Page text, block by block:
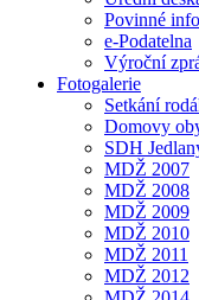
Povinné
e-Podatelna
Výroční
Fotogalerie
Setkání
Domovy
SDH
MDŽ 2007
MDŽ 2008
MDŽ 2009
MDŽ 2010
MDŽ 2011
MDŽ 2012